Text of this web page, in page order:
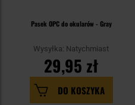
Pasek OPC do okularów - Gray
Wysyłka: Natychmiast
29,95 zł
DO KOSZYKA